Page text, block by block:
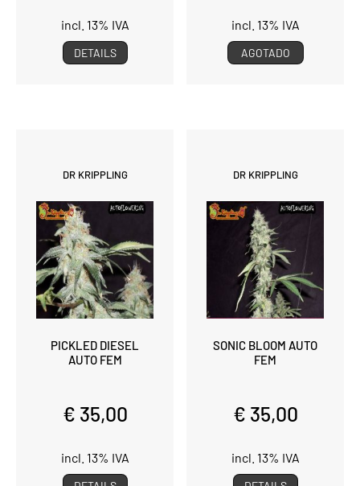
incl. 13% IVA
DETAILS
incl. 13% IVA
AGOTADO
DR KRIPPLING
PICKLED DIESEL
AUTO FEM
€ 35,00
incl. 13% IVA
DR KRIPPLING
SONIC BLOOM AUTO
FEM
€ 35,00
incl. 13% IVA